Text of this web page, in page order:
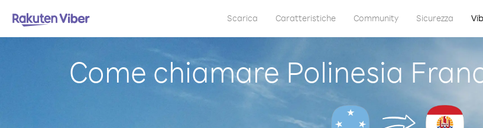
Scarica Caratteristiche Community Sicurezza
Come chiamare Polinesia